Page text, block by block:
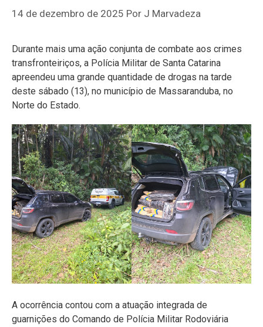
14 de dezembro de 2025 Por J Marvadeza
Durante mais uma ação conjunta de combate aos crimes
transfronteiriços, a Polícia Militar de Santa Catarina
apreendeu uma grande quantidade de drogas na tarde
deste sábado (13), no município de Massaranduba, no
Norte do Estado.
A ocorrência contou com a atuação integrada de
guarnições do Comando de Polícia Militar Rodoviária